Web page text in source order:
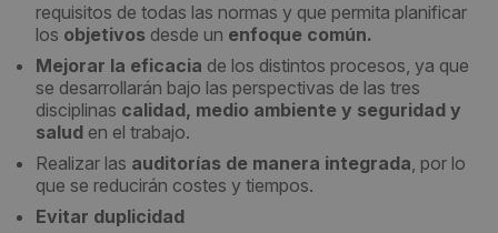
requisitos de todas las normas y que permita planificar
los objetivos desde un enfoque común.
Mejorar la eficacia de los distintos procesos, ya que
se desarrollarán bajo las perspectivas de las tres
disciplinas calidad, medio ambiente y seguridad y
salud en el trabajo.
Realizar las auditorías de manera integrada, por lo
que se reducirán costes y tiempos.
Evitar duplicidad